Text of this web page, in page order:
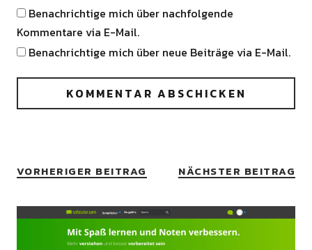
Benachrichtige mich über nachfolgende
Kommentare via E-Mail.
Benachrichtige mich über neue Beiträge via E-Mail.
VORHERIGER BEITRAG NÄCHSTER BEITRAG